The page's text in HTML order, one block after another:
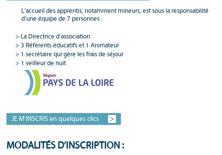
L’accueil des apprentis, notamment mineurs, est sous la responsabilité
d’une équipe de 7 personnes :
La Directrice d’association
3 Référents éducatifs et 1 Animateur
1 secrétaire qui gère les frais de séjour
1 veilleur de nuit
JE M'INSCRIS en quelques clics >
MODALITÉS D’INSCRIPTION :